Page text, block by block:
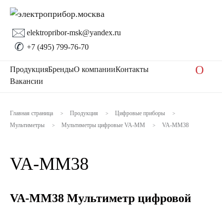
🖂 elektropribor-msk@yandex.ru
✆ +7 (495) 799-76-70
ПродукцияБрендыО компанииКонтакты
Вакансии
O
Главная страница > Продукция > Цифровые приборы >
Мультиметры > Мультиметры цифровые VA-MM > VA-MM38
VA-MM38
VA-MM38 Мультиметр цифровой